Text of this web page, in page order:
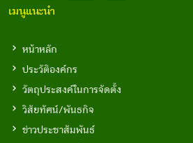
เมนูแนะนำ
หน้าหลัก
ประวัติองค์กร
วัตถุประสงค์ในการจัดตั้ง
วิสัยทัศน์/พันธกิจ
ข่าวประชาสัมพันธ์